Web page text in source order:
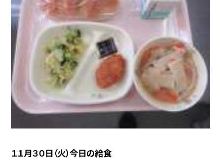
１１月３０日（火）今日の給食